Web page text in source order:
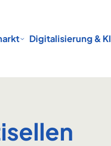
Digitalisierung & KI